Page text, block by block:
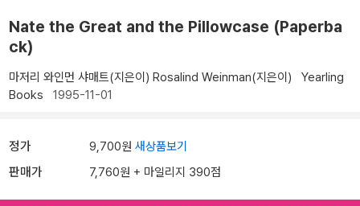
Nate the Great and the Pillowcase (Paperba
ck)
마저리 와인먼 샤매트(지은이) Rosalind Weinman(지은이)
Yearling
Books 1995-11-01
정가 9,700원 새상품보기
판매가 7,760원 + 마일리지 390점